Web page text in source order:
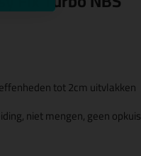
tot 2cm uitvlakken
niet mengen, geen opkuis